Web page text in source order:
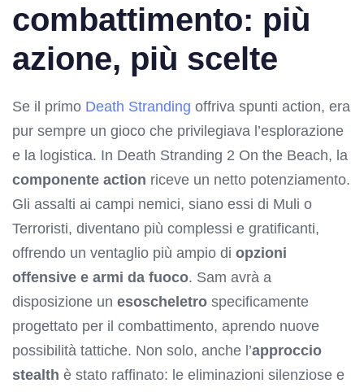
combattimento: più
azione, più scelte
Se il primo Death Stranding offriva spunti action, era
pur sempre un gioco che privilegiava l’esplorazione
e la logistica. In Death Stranding 2 On the Beach, la
componente action riceve un netto potenziamento.
Gli assalti ai campi nemici, siano essi di Muli o
Terroristi, diventano più complessi e gratificanti,
offrendo un ventaglio più ampio di opzioni
offensive e armi da fuoco. Sam avrà a
disposizione un esoscheletro specificamente
progettato per il combattimento, aprendo nuove
possibilità tattiche. Non solo, anche l’approccio
stealth è stato raffinato: le eliminazioni silenziose e